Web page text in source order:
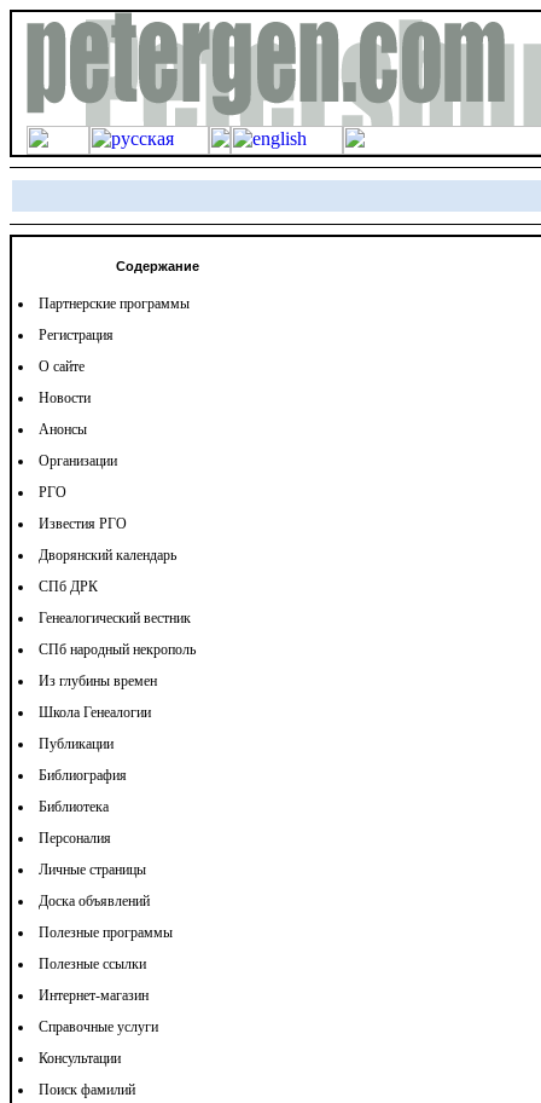
Содержание
Партнерские программы
Регистрация
О сайте
Новости
Анонсы
Организации
РГО
Известия РГО
Дворянский календарь
СПб ДРК
Генеалогический вестник
СПб народный некрополь
Из глубины времен
Школа Генеалогии
Публикации
Библиография
Библиотека
Персоналия
Личные страницы
Доска объявлений
Полезные программы
Полезные ссылки
Интернет-магазин
Справочные услуги
Консультации
Поиск фамилий